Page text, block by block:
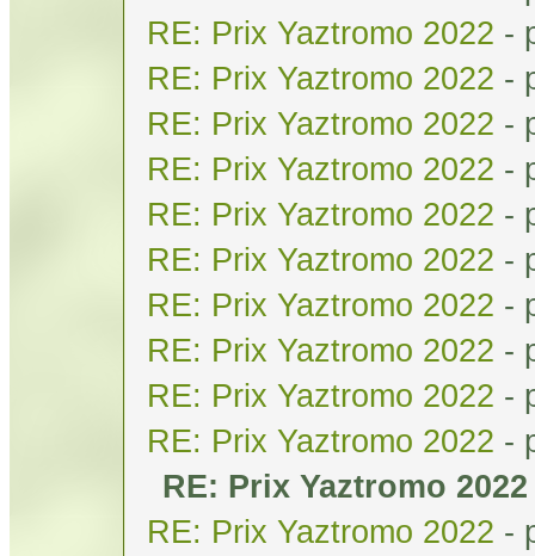
RE: Prix Yaztromo 2022 -
RE: Prix Yaztromo 2022 -
RE: Prix Yaztromo 2022 -
RE: Prix Yaztromo 2022 -
RE: Prix Yaztromo 2022 -
RE: Prix Yaztromo 2022 -
RE: Prix Yaztromo 2022 -
RE: Prix Yaztromo 2022 -
RE: Prix Yaztromo 2022 -
RE: Prix Yaztromo 2022 -
RE: Prix Yaztromo 2022
RE: Prix Yaztromo 2022 -